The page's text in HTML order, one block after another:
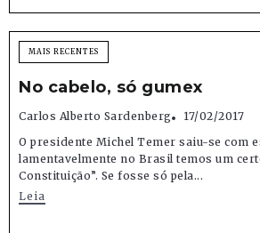
MAIS RECENTES
No cabelo, só gumex
Carlos Alberto Sardenberg
17/02/2017
O presidente Michel Temer saiu-se com
lamentavelmente no Brasil temos um
Constituição”. Se fosse só pela...
Leia